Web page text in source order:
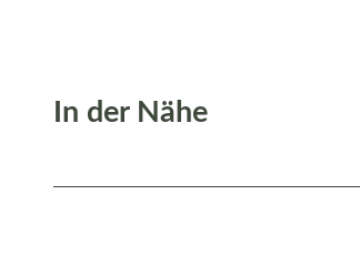
In der Nähe